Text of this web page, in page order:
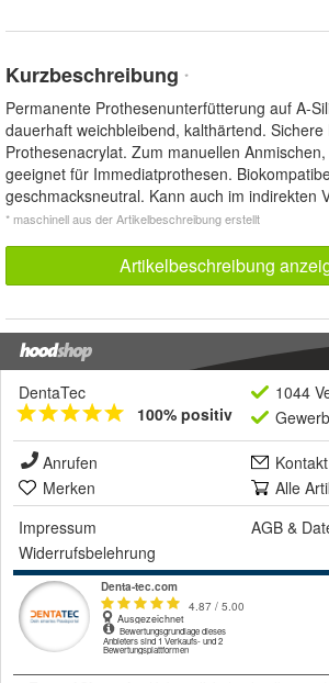
Kurzbeschreibung *
Permanente Prothesenunterfütterung auf A-
dauerhaft weichbleibend, kalthärtend. Sichere
Prothesenacrylat. Zum manuellen
geeignet für Immediatprothesen.
geschmacksneutral. Kann auch im indirekten
* maschinell aus der Artikelbeschreibung erstellt
Artikelbeschreibung
DentaTec
100% positiv
1044
Anrufen
Kontakt
Merken
Alle
Impressum
AGB &
Widerrufsbelehrung